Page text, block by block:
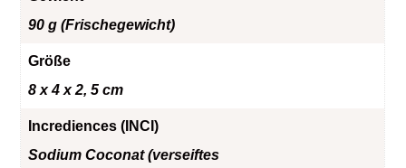
90 g (Frischegewicht)
Größe
8 x 4 x 2, 5 cm
Incrediences (INCI)
Sodium Coconat (verseiftes